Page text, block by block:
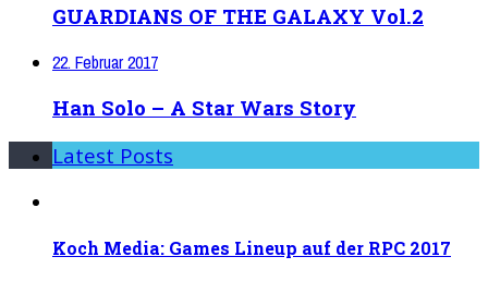
GUARDIANS OF THE GALAXY Vol.2
22. Februar 2017
Han Solo – A Star Wars Story
Latest Posts
Koch Media: Games Lineup auf der RPC 2017